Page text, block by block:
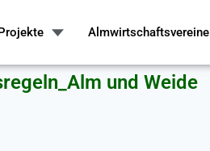
Almwirtschaftsvereine
und Weide